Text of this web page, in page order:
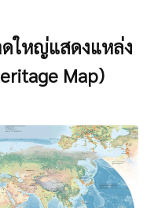
ใหญ่แสดงแหล่ง
Map)